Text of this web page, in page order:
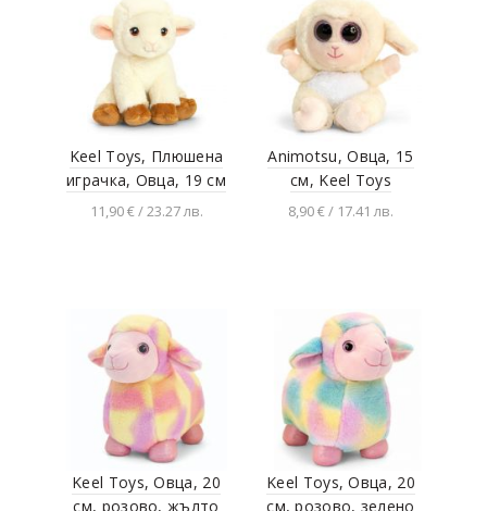
Keel Toys, Плюшена
играчка, Овца, 19 см
11,90 € / 23.27 лв.
Animotsu, Овца, 15
см, Keel Toys
8,90 € / 17.41 лв.
Keel Toys, Овца, 20
см, розово, жълто
Keel Toys, Овца, 20
см, розово, зелено